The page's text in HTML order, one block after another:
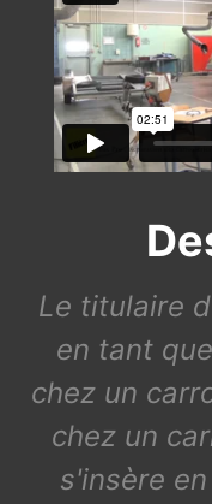
Le titulaire
en tant
chez un
chez un
s'insère